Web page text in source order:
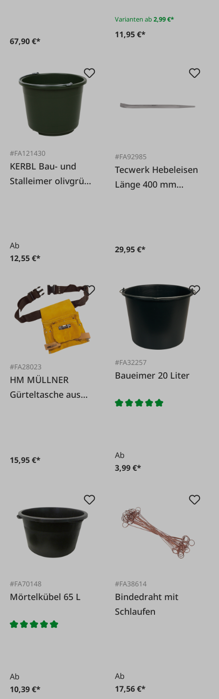
67,90 €*
Varianten ab2,99 €*
11,95 €*
#FA121430
KERBL Bau- und
Stalleimer olivgrün
Ab
12,55 €*
#FA92985
Tecwerk Hebeleisen
Länge 400 mm
29,95 €*
#FA28023
HM MÜLLNER
Gürteltasche aus
15,95 €*
#FA32257
Baueimer 20 Liter
Ab
3,99 €*
#FA70148
Mörtelkübel 65 L
Ab
10,39 €*
#FA38614
Bindedraht mit
Schlaufen
Ab
17,56 €*